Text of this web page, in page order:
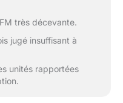
très décevante.
jugé insuffisant à
unités rapportées